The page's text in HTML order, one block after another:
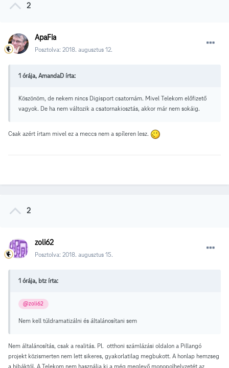
2
ApaFia
Posztolva: 2018. augusztus 12.
1 órája, AmandaD írta:
Köszönöm, de nekem nincs Digisport csatornám. Mivel Telekom előfizető
vagyok. De ha nem változik a csatornakiosztás, akkor már nem sokáig.
Csak azért írtam mivel ez a meccs nem a spíleren lesz.
2
zoli62
Posztolva: 2018. augusztus 15.
1 órája, btz írta:
@zoli62
Nem kell túldramatizálni és általánosítani sem
Nem általánosítás, csak a realitás. Pl. otthoni számlázási oldalon a Pillangó
projekt közismerten nem lett sikeres, gyakorlatilag megbukott. A honlap hemzseg
a hibáktól. A Telekom nem használja ki a még meglevő monopolhelyzetét az